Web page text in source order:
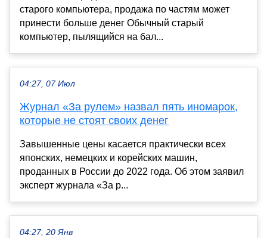
старого компьютера, продажа по частям может
принести больше денег Обычный старый
компьютер, пылящийся на бал...
04:27, 07 Июл
Журнал «За рулем» назвал пять иномарок,
которые не стоят своих денег
Завышенные цены касается практически всех
японских, немецких и корейских машин,
проданных в России до 2022 года. Об этом заявил
эксперт журнала «За р...
04:27, 20 Янв